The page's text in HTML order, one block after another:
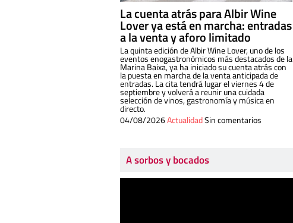
La cuenta atrás para Albir Wine
Lover ya está en marcha: entradas
a la venta y aforo limitado
La quinta edición de Albir Wine Lover, uno de los
eventos enogastronómicos más destacados de la
Marina Baixa, ya ha iniciado su cuenta atrás con
la puesta en marcha de la venta anticipada de
entradas. La cita tendrá lugar el viernes 4 de
septiembre y volverá a reunir una cuidada
selección de vinos, gastronomía y música en
directo.
04/08/2026ActualidadSin comentarios
A sorbos y bocados